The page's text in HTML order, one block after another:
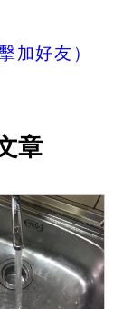
加好友）
章